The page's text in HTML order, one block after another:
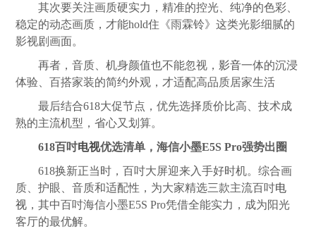
其次要关注画质硬实力，精准的控光、纯净的色彩、
稳定的动态画质，才能hold住《雨霖铃》这类光影细腻的
影视剧画面。
再者，音质、机身颜值也不能忽视，影音一体的沉浸
体验、百搭家装的简约外观，才适配高品质居家生活
最后结合618大促节点，优先选择质价比高、技术成
熟的主流机型，省心又划算。
618百吋电视优选清单，海信小墨E5S Pro强势出圈
618换新正当时，百吋大屏迎来入手好时机。综合画
质、护眼、音质和适配性，为大家精选三款主流百吋电
视 ，其中百吋海信小墨E5S Pro凭借全能实力，成为阳光
客厅的最优解。